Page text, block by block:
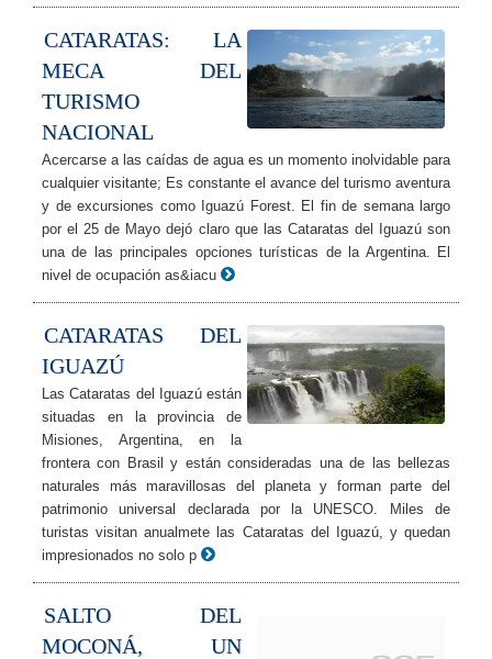
CATARATAS: LA
MECA DEL
TURISMO
NACIONAL
Acercarse a las caídas de agua es un momento inolvidable para
cualquier visitante; Es constante el avance del turismo aventura
y de excursiones como Iguazú Forest. El fin de semana largo
por el 25 de Mayo dejó claro que las Cataratas del Iguazú son
una de las principales opciones turísticas de la Argentina. El
nivel de ocupación as&iacu
CATARATAS DEL
IGUAZÚ
Las Cataratas del Iguazú están
situadas en la provincia de
Misiones, Argentina, en la
frontera con Brasil y están consideradas una de las bellezas
naturales más maravillosas del planeta y forman parte del
patrimonio universal declarada por la UNESCO. Miles de
turistas visitan anualmete las Cataratas del Iguazú, y quedan
impresionados no solo p
SALTO DEL
MOCONÁ, UN